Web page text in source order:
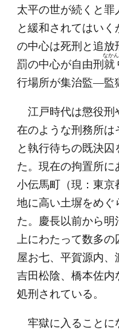
太平の世が続くと
と緩和されてはい
の中心は死刑と追放
罰の中心が自由刑 就
なかん
行場所が集治監―監
江戸時代は懲役刑
在のような刑務所は
と執行待ちの既決
た。現在の拘置所
小伝馬町（現：東京
地に高い土塀をめぐ
た。慶長以前から明
上にわたって数多の
屋お七、平賀源内
吉田松陰、橋本佐内
処刑されている。
牢獄に入ることに